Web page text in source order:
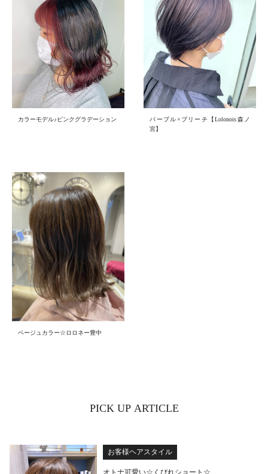
カラーモデル♪ピンクグラデーション
パープル×ブリーチ【Lolonois森ノ
宮】
ベージュカラー☆ロロネー豊中
PICK UP ARTICLE
お客様ヘアスタイル
オトナ可愛い☆くびれショート☆